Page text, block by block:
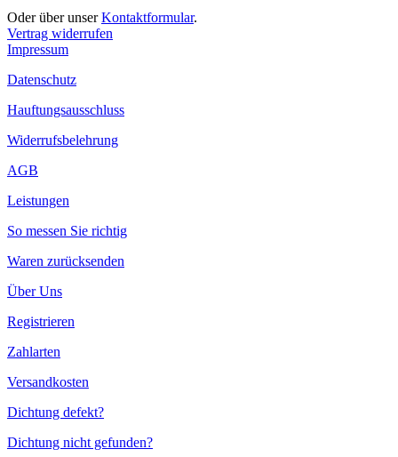
Oder über unserKontaktformular.
Vertrag widerrufen
Impressum
Datenschutz
Hauftungsausschluss
Widerrufsbelehrung
AGB
Leistungen
So messen Sie richtig
Waren zurücksenden
Über Uns
Registrieren
Zahlarten
Versandkosten
Dichtung defekt?
Dichtung nicht gefunden?